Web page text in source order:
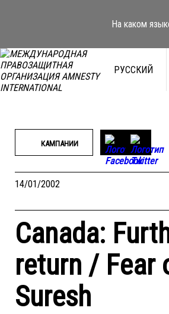
На каком
РУССКИЙ
КАМПАНИИ
14/01/2002
Canada:
return / Fear
Suresh